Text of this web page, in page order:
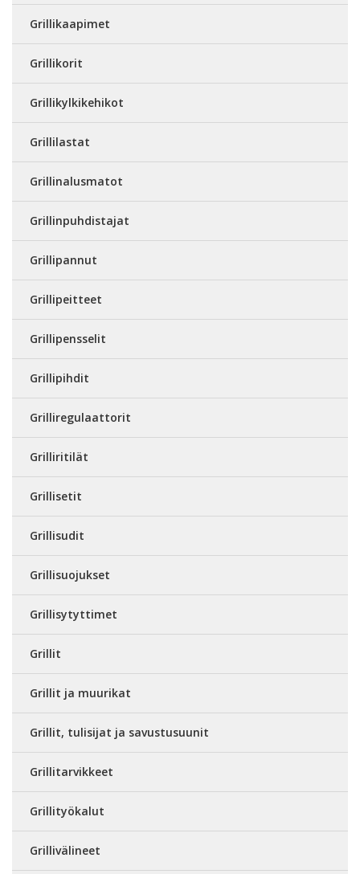
Grillikaapimet
Grillikorit
Grillikylkikehikot
Grillilastat
Grillinalusmatot
Grillinpuhdistajat
Grillipannut
Grillipeitteet
Grillipensselit
Grillipihdit
Grilliregulaattorit
Grilliritilät
Grillisetit
Grillisudit
Grillisuojukset
Grillisytyttimet
Grillit
Grillit ja muurikat
Grillit, tulisijat ja savustusuunit
Grillitarvikkeet
Grillityökalut
Grillivälineet